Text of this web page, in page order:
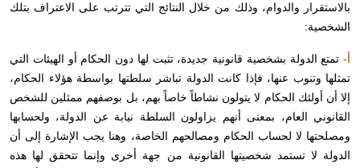
بالاستقرار والدوام، وذلك من خلال النتائج التي تترتب على الاعتراف بتلك
الشخصية:
أ- تمتع الدولة بشخصية قانونية جديدة، تثبت لها دون الحكام أو الهيئات التي
تمثلها وتنوب عنها، فإذا كانت الدولة تباشر سلطتها بواسطة هؤلاء الحكام،
إلا أن أولئك الحكام لا يتولون نشاطاً خاصاً بهم، بل بوصفهم ممثلين للشخص
القانوني العام، بمعنى أنهم يزاولون السلطة نيابة عن الدولة، ولحسابها
ومصلحتها لا لحساب الحكام ومصالحهم الخاصة، وهنا يجب الإشارة إلى أن
الدولة لا تستمد شخصيتها القانونية من جهة أخرى وإنما تتحقق لها هذه